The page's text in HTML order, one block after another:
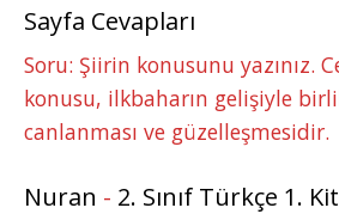
Sayfa Cevapları
Soru: Şiirin konusunu yazınız.
konusu, ilkbaharın gelişiyle
canlanması ve güzelleşmesidir.
Nuran - 2. Sınıf Türkçe 1.